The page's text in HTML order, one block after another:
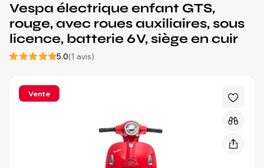
Vespa électrique enfant GTS,
rouge, avec roues auxiliaires, sous
licence, batterie 6V, siège en cuir
5.0(1 avis)
Vente